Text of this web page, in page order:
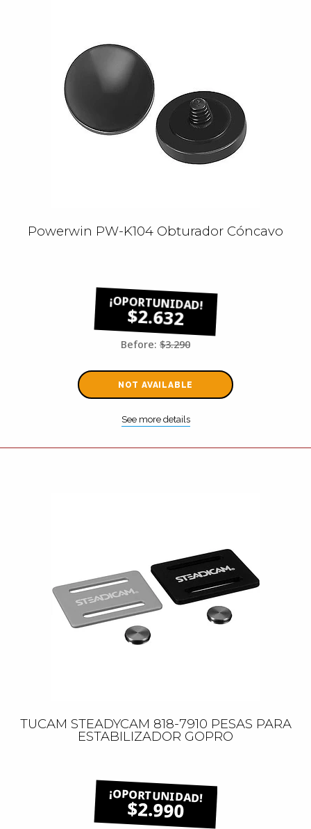
Powerwin PW-K104 Obturador Cóncavo
$2.632
Before: $3.290
NOT AVAILABLE
See more details
TUCAM STEADYCAM 818-7910 PESAS PARA
ESTABILIZADOR GOPRO
$2.990